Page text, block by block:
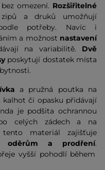
omezení. Rozšiřitelné
a druků umožňují
potřeby. Navíc i
a možnost nastavení
na variabilitě. Dvě
poskytují dostatek místa
a pružná poutka na
či opasku přidávají
je podšita ochrannou
celých zádech a na
materiál zajišťuje
oděrům a prodření.
vyšší pohodlí během